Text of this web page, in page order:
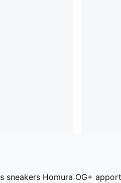
sneakers Homura OG+